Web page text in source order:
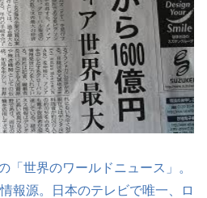
「世界のワールドニュース」。
報源。日本のテレビで唯一、ロ